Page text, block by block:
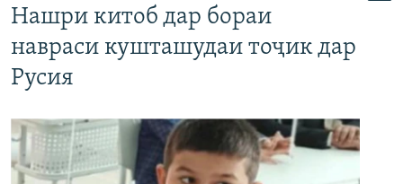
Нашри китоб дар бораи
навраси кушташудаи тоҷик дар
Русия